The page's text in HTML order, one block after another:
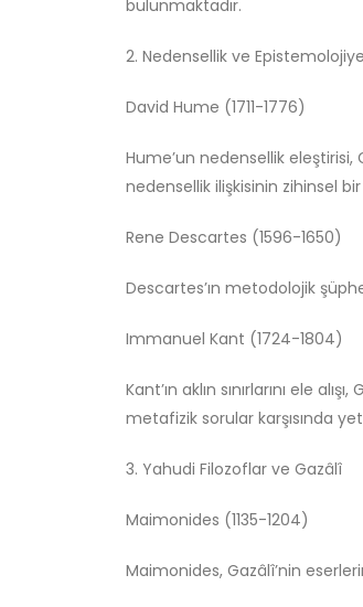
bulunmaktadır.
2. Nedensellik ve
David Hume (1711-1776)
Hume’un nedensellik eleştirisi,
nedensellik ilişkisinin zihinsel
Rene Descartes (1596-1650)
Descartes’ın metodolojik
Immanuel Kant (1724-1804)
Kant’ın aklın sınırlarını ele
metafizik sorular karşısında
3. Yahudi Filozoflar ve Gazâlî
Maimonides (1135-1204)
Maimonides, Gazâlî’nin